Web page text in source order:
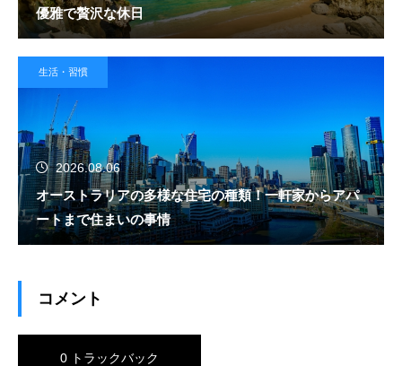
優雅で贅沢な休日
生活・習慣
2026.08.06
オーストラリアの多様な住宅の種類！一軒家からアパ
ートまで住まいの事情
コメント
0 トラックバック